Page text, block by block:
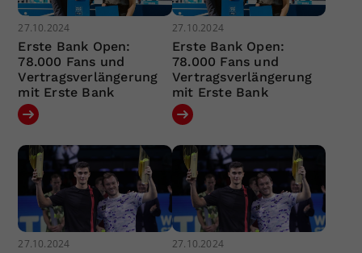
27.10.2024
Erste Bank Open:
78.000 Fans und
Vertragsverlängerung
mit Erste Bank
27.10.2024
Erste Bank Open:
78.000 Fans und
Vertragsverlängerung
mit Erste Bank
27.10.2024 27.10.2024